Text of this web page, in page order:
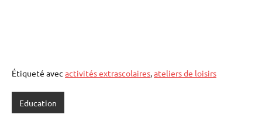
Étiqueté avec activités extrascolaires,ateliers de loisirs
Education